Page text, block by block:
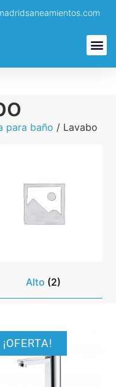
para baño / Lavabo
Alto (2)
¡OFERTA!